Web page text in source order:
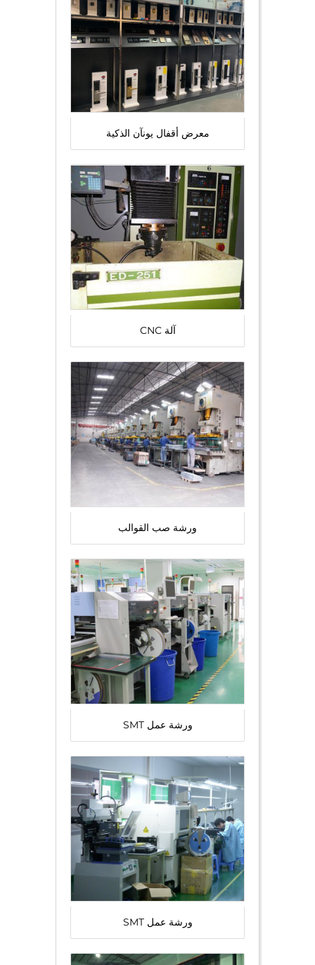
معرض أقفال يونآن الذكية
آلة CNC
ورشة صب القوالب
ورشة عمل SMT
ورشة عمل SMT